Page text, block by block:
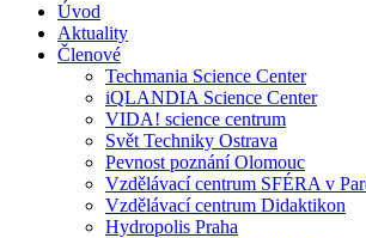
Úvod
Aktuality
Členové
Techmania Science Center
iQLANDIA Science Center
VIDA! science centrum
Svět Techniky Ostrava
Pevnost poznání Olomouc
Vzdělávací centrum SFÉRA v
Vzdělávací centrum Didaktikon
Hydropolis Praha